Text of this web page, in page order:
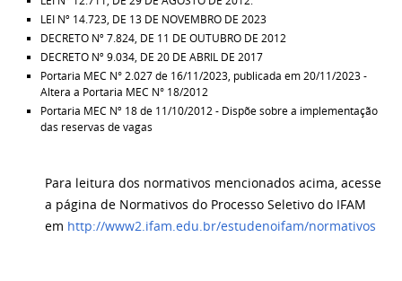
LEI Nº 14.723, DE 13 DE NOVEMBRO DE 2023
DECRETO Nº 7.824, DE 11 DE OUTUBRO DE 2012
DECRETO Nº 9.034, DE 20 DE ABRIL DE 2017
Portaria MEC N° 2.027 de 16/11/2023, publicada em 20/11/2023 -
Altera a Portaria MEC N° 18/2012
Portaria MEC Nº 18 de 11/10/2012 - Dispõe sobre a implementação
das reservas de vagas
Para leitura dos normativos mencionados acima, acesse
a página de Normativos do Processo Seletivo do IFAM
em http://www2.ifam.edu.br/estudenoifam/normativos